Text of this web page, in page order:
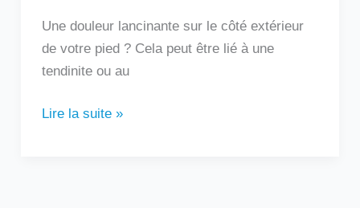
Une douleur lancinante sur le côté extérieur
de votre pied ? Cela peut être lié à une
tendinite ou au
Lire la suite »